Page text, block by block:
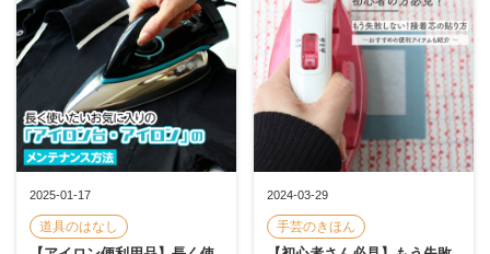
2025-01-17
道具のはなし
2024-03-29
手芸のきほん